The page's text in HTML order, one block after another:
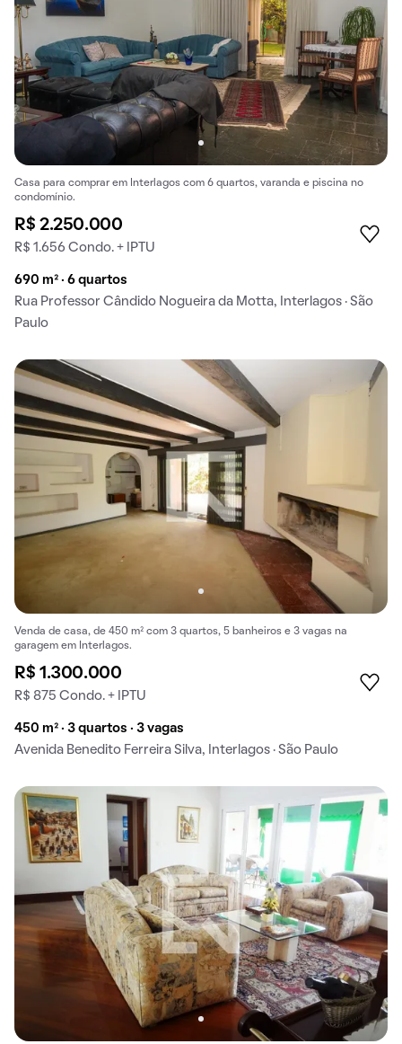
Casa para comprar em Interlagos com 6 quartos, varanda e piscina no
condomínio.
R$ 2.250.000
R$ 1.656 Condo. + IPTU
690 m² · 6 quartos
Rua Professor Cândido Nogueira da Motta, Interlagos · São
Paulo
Venda de casa, de 450 m² com 3 quartos, 5 banheiros e 3 vagas na
garagem em Interlagos.
R$ 1.300.000
R$ 875 Condo. + IPTU
450 m² · 3 quartos · 3 vagas
Avenida Benedito Ferreira Silva, Interlagos · São Paulo